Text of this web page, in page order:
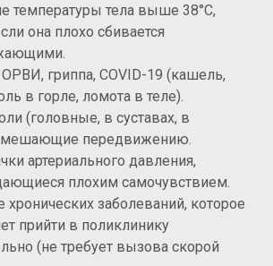
температуры тела выше 38°C,
она плохо сбивается
гриппа, COVID-19 (кашель,
в горле, ломота в теле).
(головные, в суставах, в
мешающие передвижению.
артериального давления,
плохим самочувствием.
хронических заболеваний, которое
прийти в поликлинику
(не требует вызова скорой